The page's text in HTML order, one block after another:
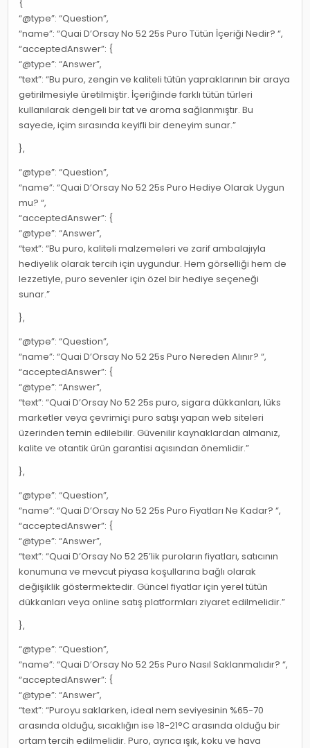
{
“@type”: “Question”,
“name”: “Quai D’Orsay No 52 25s Puro Tütün İçeriği Nedir? “,
“acceptedAnswer”: {
“@type”: “Answer”,
“text”: “Bu puro, zengin ve kaliteli tütün yapraklarının bir araya
getirilmesiyle üretilmiştir. İçeriğinde farklı tütün türleri
kullanılarak dengeli bir tat ve aroma sağlanmıştır. Bu
sayede, içim sırasında keyifli bir deneyim sunar.”
},
“@type”: “Question”,
“name”: “Quai D’Orsay No 52 25s Puro Hediye Olarak Uygun
mu? “,
“acceptedAnswer”: {
“@type”: “Answer”,
“text”: “Bu puro, kaliteli malzemeleri ve zarif ambalajıyla
hediyelik olarak tercih için uygundur. Hem görselliği hem de
lezzetiyle, puro sevenler için özel bir hediye seçeneği
sunar.”
},
“@type”: “Question”,
“name”: “Quai D’Orsay No 52 25s Puro Nereden Alınır? “,
“acceptedAnswer”: {
“@type”: “Answer”,
“text”: “Quai D’Orsay No 52 25s puro, sigara dükkanları, lüks
marketler veya çevrimiçi puro satışı yapan web siteleri
üzerinden temin edilebilir. Güvenilir kaynaklardan almanız,
kalite ve otantik ürün garantisi açısından önemlidir.”
},
“@type”: “Question”,
“name”: “Quai D’Orsay No 52 25s Puro Fiyatları Ne Kadar? “,
“acceptedAnswer”: {
“@type”: “Answer”,
“text”: “Quai D’Orsay No 52 25’lik puroların fiyatları, satıcının
konumuna ve mevcut piyasa koşullarına bağlı olarak
değişiklik göstermektedir. Güncel fiyatlar için yerel tütün
dükkanları veya online satış platformları ziyaret edilmelidir.”
},
“@type”: “Question”,
“name”: “Quai D’Orsay No 52 25s Puro Nasıl Saklanmalıdır? “,
“acceptedAnswer”: {
“@type”: “Answer”,
“text”: “Puroyu saklarken, ideal nem seviyesinin %65-70
arasında olduğu, sıcaklığın ise 18-21°C arasında olduğu bir
ortam tercih edilmelidir. Puro, ayrıca ışık, koku ve hava